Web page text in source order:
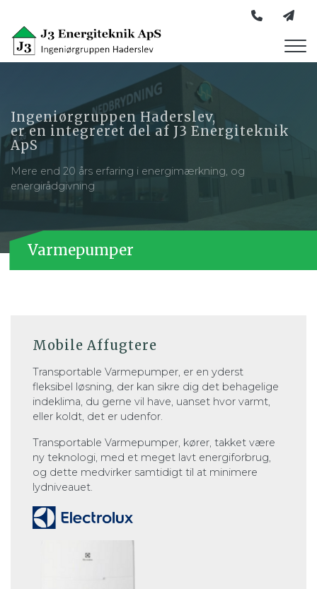
hovedindhold
Ingeniørgruppen Haderslev,
er en integreret del af J3 Energiteknik
ApS
Mere end 20 års erfaring i energimærkning, og
energirådgivning
Varmepumper
Mobile Affugtere
Transportable Varmepumper, er en yderst
fleksibel løsning, der kan sikre dig det behagelige
indeklima, du gerne vil have, uanset hvor varmt,
eller koldt, det er udenfor.
Transportable Varmepumper, kører, takket være
ny teknologi, med et meget lavt energiforbrug,
og dette medvirker samtidigt til at minimere
lydniveauet.